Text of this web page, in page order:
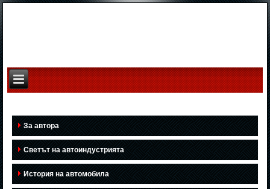
За автора
Светът на автоиндустрията
История на автомобила